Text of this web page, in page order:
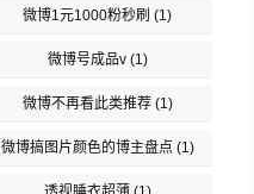
微博1元1000粉秒刷 (1)
微博号成品v(1)
微博不再看此类推荐(1)
微博搞图片颜色的博主盘点 (1)